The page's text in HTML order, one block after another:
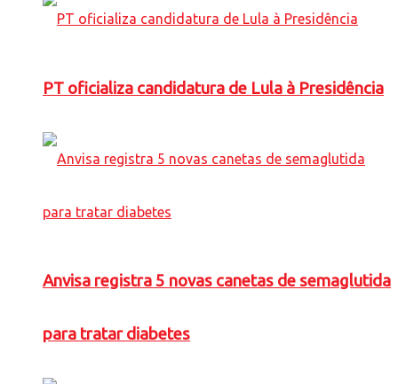
PT oficializa candidatura de Lula à Presidência
Anvisa registra 5 novas canetas de semaglutida
para tratar diabetes